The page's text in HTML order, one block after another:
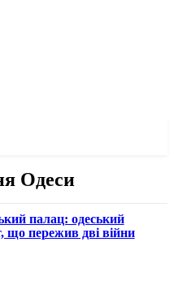
Одеси
палац: одеський
що пережив дві війни